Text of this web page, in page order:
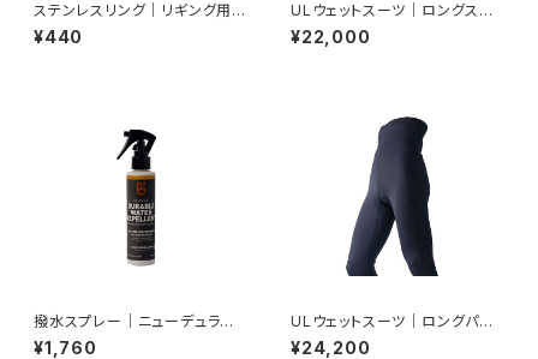
ステンレスリング｜リギング用・
ラペル用
¥440
ULウェットスーツ｜ロングスリ
ーブ
¥22,000
撥水スプレー｜ニューデュラブ
ル ウォーターリペレント
¥1,760
ULウェットスーツ｜ロングパン
ツ
¥24,200